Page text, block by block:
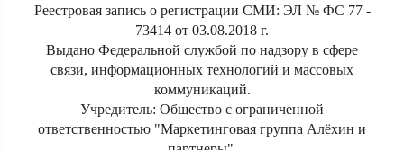
Реестровая запись о регистрации СМИ: ЭЛ № ФС 77 -
73414 от 03.08.2018 г.
Выдано Федеральной службой по надзору в сфере
связи, информационных технологий и массовых
коммуникаций.
Учредитель: Общество с ограниченной
ответственностью "Маркетинговая группа Алёхин и